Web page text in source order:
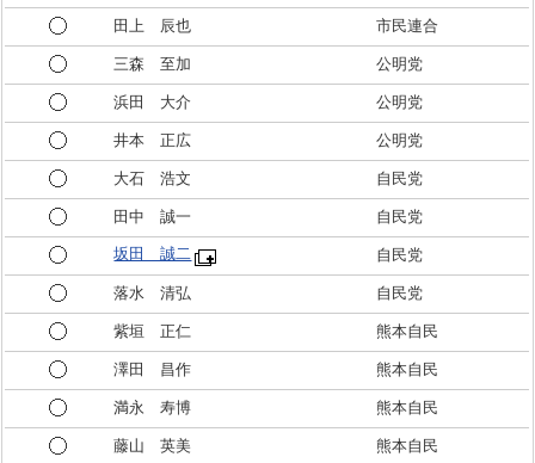
田上 辰也 市民連合
三森 至加 公明党
浜田 大介 公明党
井本 正広 公明党
大石 浩文 自民党
田中 誠一 自民党
坂田 誠二 自民党
落水 清弘 自民党
紫垣 正仁 熊本自民
澤田 昌作 熊本自民
満永 寿博 熊本自民
藤山 英美 熊本自民